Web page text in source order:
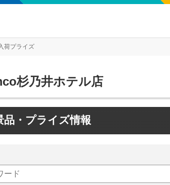
荷プライズ
杉乃井ホテル店
品・プライズ情報